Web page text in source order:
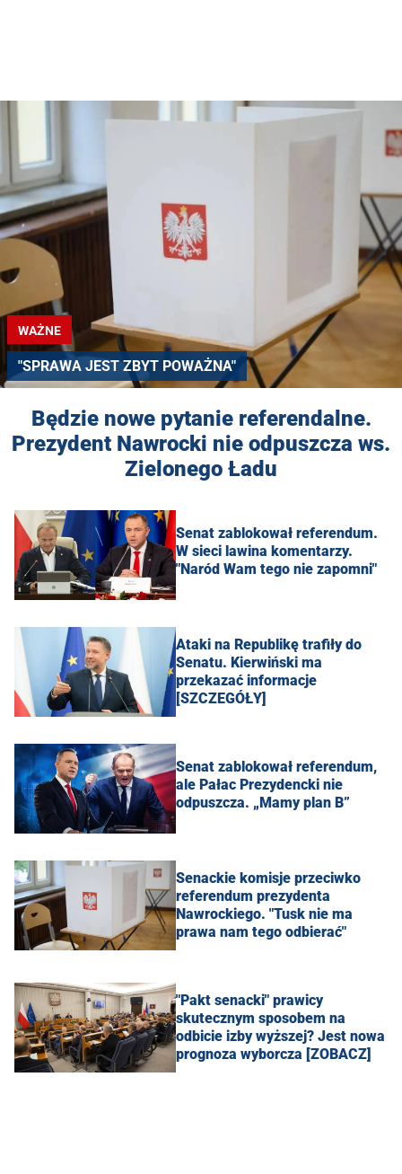
WAŻNE
"SPRAWA JEST ZBYT POWAŻNA"
Będzie nowe pytanie referendalne.
Prezydent Nawrocki nie odpuszcza ws.
Zielonego Ładu
Senat zablokował referendum.
W sieci lawina komentarzy.
"Naród Wam tego nie zapomni"
Ataki na Republikę trafiły do
Senatu. Kierwiński ma
przekazać informacje
[SZCZEGÓŁY]
Senat zablokował referendum,
ale Pałac Prezydencki nie
odpuszcza. „Mamy plan B”
Senackie komisje przeciwko
referendum prezydenta
Nawrockiego. "Tusk nie ma
prawa nam tego odbierać"
"Pakt senacki" prawicy
skutecznym sposobem na
odbicie izby wyższej? Jest nowa
prognoza wyborcza [ZOBACZ]